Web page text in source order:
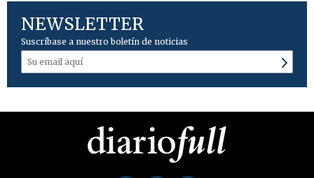
NEWSLETTER
Suscríbase a nuestro boletín de noticias